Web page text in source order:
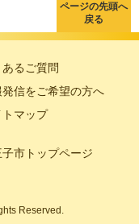
ページの先頭へ
戻る
あるご質問
発信をご希望の方へ
トマップ
子市トップページ
Reserved.